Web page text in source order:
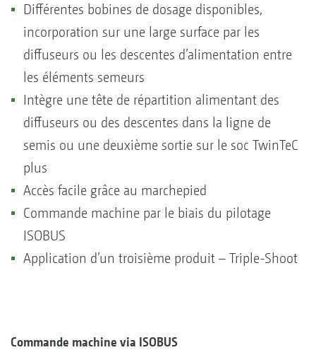
Différentes bobines de dosage disponibles,
incorporation sur une large surface par les
diffuseurs ou les descentes d’alimentation entre
les éléments semeurs
Intègre une tête de répartition alimentant des
diffuseurs ou des descentes dans la ligne de
semis ou une deuxième sortie sur le soc TwinTeC
plus
Accès facile grâce au marchepied
Commande machine par le biais du pilotage
ISOBUS
Application d’un troisième produit – Triple-Shoot
Commande machine via ISOBUS